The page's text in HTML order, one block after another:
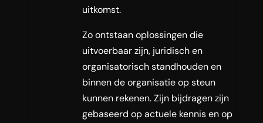
uitkomst.
Zo ontstaan oplossingen die
uitvoerbaar zijn, juridisch en
organisatorisch standhouden en
binnen de organisatie op steun
kunnen rekenen. Zijn bijdragen zijn
gebaseerd op actuele kennis en op